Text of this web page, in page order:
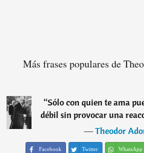
Más frases populares de
“Sólo con quien te ama
débil sin provocar una
―Theodor
Facebook Twitter WhatsApp